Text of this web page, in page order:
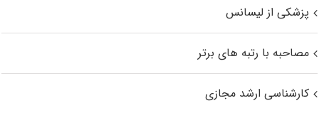
پزشکی از لیسانس
مصاحبه با رتبه های برتر
کارشناسی ارشد مجازی